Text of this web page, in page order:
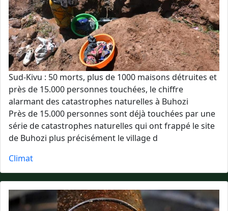
Sud-Kivu : 50 morts, plus de 1000 maisons détruites et
près de 15.000 personnes touchées, le chiffre
alarmant des catastrophes naturelles à Buhozi
Près de 15.000 personnes sont déjà touchées par une
série de catastrophes naturelles qui ont frappé le site
de Buhozi plus précisément le village d
Climat